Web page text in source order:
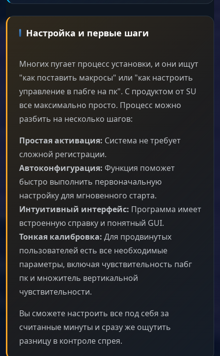
Настройка и первые шаги
Многих пугает процесс установки, и они ищут
"как поставить макросы" или "как настроить
управление в пабге на пк". С продуктом от SU
все максимально просто. Процесс можно
разбить на несколько шагов:
Простая активация: Система не требует
сложной регистрации.
Автоконфигурация: Функция поможет
быстро выполнить первоначальную
настройку для мгновенного старта.
Интуитивный интерфейс: Программа имеет
встроенную справку и понятный GUI.
Тонкая калибровка: Для продвинутых
пользователей есть все необходимые
параметры, включая чувствительность пабг
пк и множитель вертикальной
чувствительности.
Вы сможете настроить все под себя за
считанные минуты и сразу же ощутить
разницу в контроле спрея.